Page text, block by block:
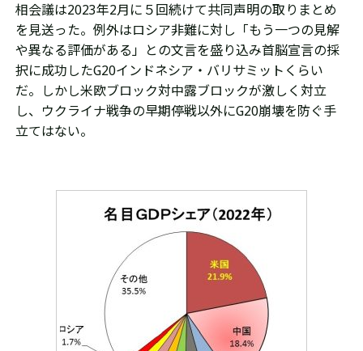
相会議は2023年2月に５回続けて共同声明の取りまとめ
を見送った。 例外はロシア非難に対し「もう一つの見解
や異なる評価がある」との文言を盛り込み首脳宣言の採
択に成功したG20インドネシア・バリサミットくらい
だ。しかし米欧ブロック対中露ブロックが激しく対立
し、ウクライナ戦争の早期停戦以外にG20崩壊を防ぐ手
立てはない。